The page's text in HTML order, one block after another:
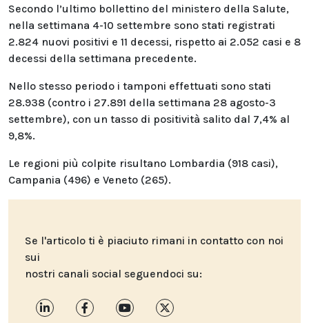
Secondo l’ultimo bollettino del ministero della Salute,
nella settimana 4-10 settembre sono stati registrati
2.824 nuovi positivi e 11 decessi, rispetto ai 2.052 casi e 8
decessi della settimana precedente.
Nello stesso periodo i tamponi effettuati sono stati
28.938 (contro i 27.891 della settimana 28 agosto-3
settembre), con un tasso di positività salito dal 7,4% al
9,8%.
Le regioni più colpite risultano Lombardia (918 casi),
Campania (496) e Veneto (265).
Se l'articolo ti è piaciuto rimani in contatto con noi
sui
nostri canali social seguendoci su: